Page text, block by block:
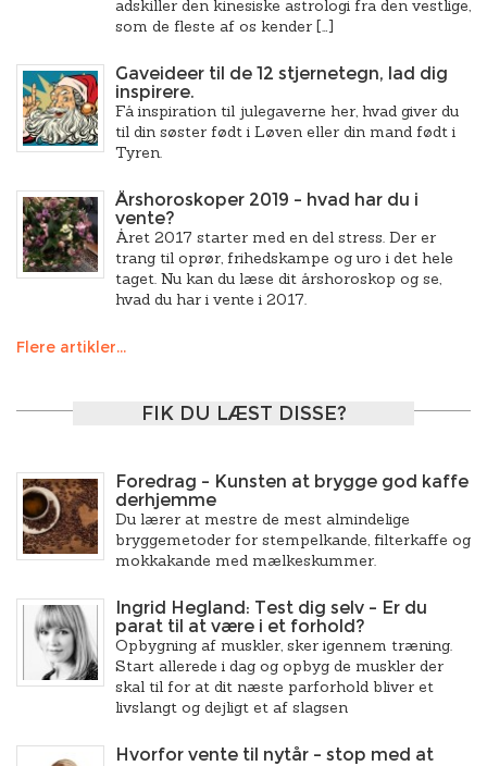
adskiller den kinesiske astrologi fra den vestlige,
som de fleste af os kender […]
Gaveideer til de 12 stjernetegn, lad dig
inspirere.
Få inspiration til julegaverne her, hvad giver du
til din søster født i Løven eller din mand født i
Tyren.
Årshoroskoper 2019 – hvad har du i
vente?
Året 2017 starter med en del stress. Der er
trang til oprør, frihedskampe og uro i det hele
taget. Nu kan du læse dit årshoroskop og se,
hvad du har i vente i 2017.
Flere artikler...
FIK DU LÆST DISSE?
Foredrag – Kunsten at brygge god kaffe
derhjemme
Du lærer at mestre de mest almindelige
bryggemetoder for stempelkande, filterkaffe og
mokkakande med mælkeskummer.
Ingrid Hegland: Test dig selv – Er du
parat til at være i et forhold?
Opbygning af muskler, sker igennem træning.
Start allerede i dag og opbyg de muskler der
skal til for at dit næste parforhold bliver et
livslangt og dejligt et af slagsen
Hvorfor vente til nytår – stop med at